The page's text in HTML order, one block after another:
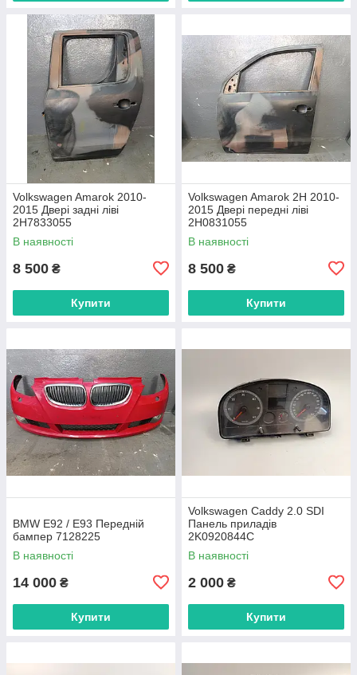
Volkswagen Amarok 2010-
2015 Двері задні ліві
2H7833055
В наявності
8 500 ₴
Купити
Volkswagen Amarok 2H 2010-
2015 Двері передні ліві
2H0831055
В наявності
8 500 ₴
Купити
BMW E92 / E93 Передній
бампер 7128225
В наявності
14 000 ₴
Купити
Volkswagen Caddy 2.0 SDI
Панель приладів
2K0920844C
В наявності
2 000 ₴
Купити